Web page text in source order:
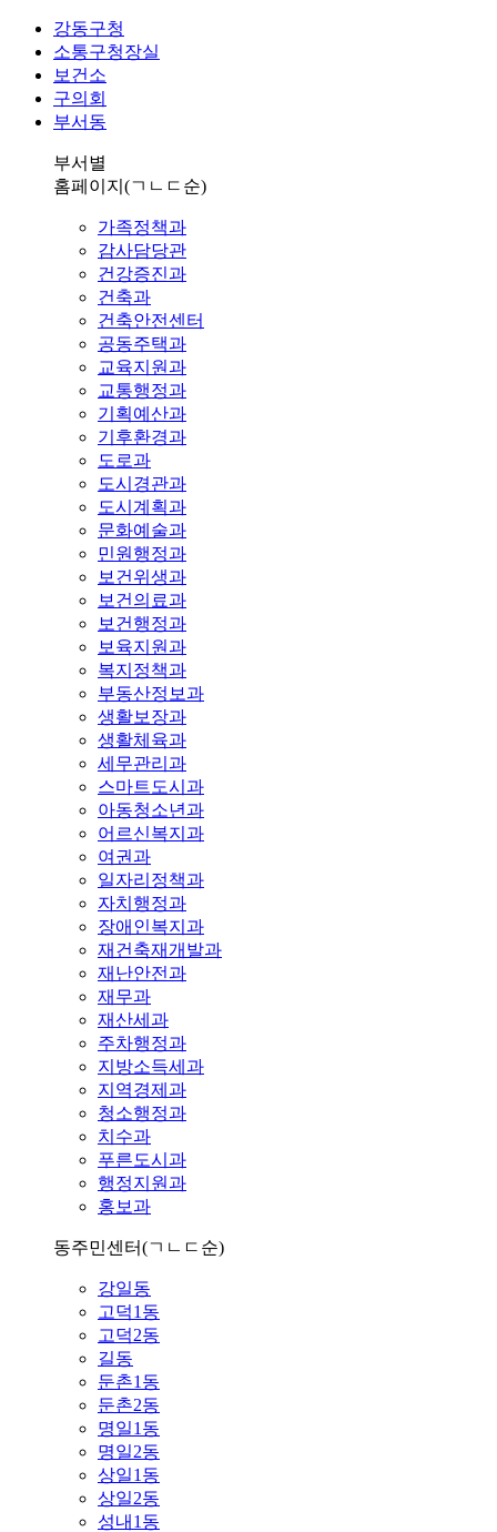
강동구청
소통구청장실
보건소
구의회
부서동
부서별
홈페이지 (ㄱㄴㄷ순)
가족정책과
감사담당관
건강증진과
건축과
건축안전센터
공동주택과
교육지원과
교통행정과
기획예산과
기후환경과
도로과
도시경관과
도시계획과
문화예술과
민원행정과
보건위생과
보건의료과
보건행정과
보육지원과
복지정책과
부동산정보과
생활보장과
생활체육과
세무관리과
스마트도시과
아동청소년과
어르신복지과
여권과
일자리정책과
자치행정과
장애인복지과
재건축재개발과
재난안전과
재무과
재산세과
주차행정과
지방소득세과
지역경제과
청소행정과
치수과
푸른도시과
행정지원과
홍보과
동주민센터(ㄱㄴㄷ순)
강일동
고덕1동
고덕2동
길동
둔촌1동
둔촌2동
명일1동
명일2동
상일1동
상일2동
성내1동